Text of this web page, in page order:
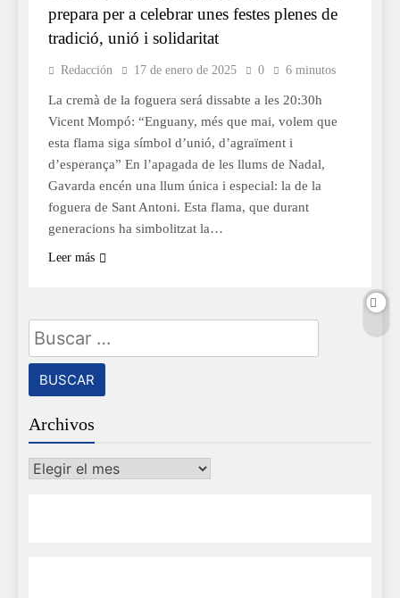
prepara per a celebrar unes festes plenes de
tradició, unió i solidaritat
Redacción 17 de enero de 2025 0 6 minutos
La cremà de la foguera será dissabte a les 20:30h
Vicent Mompó: “Enguany, més que mai, volem que
esta flama siga símbol d’unió, d’agraïment i
d’esperança” En l’apagada de les llums de Nadal,
Gavarda encén una llum única i especial: la de la
foguera de Sant Antoni. Esta flama, que durant
generacions ha simbolitzat la…
Leer más
Buscar:
Archivos
Archivos